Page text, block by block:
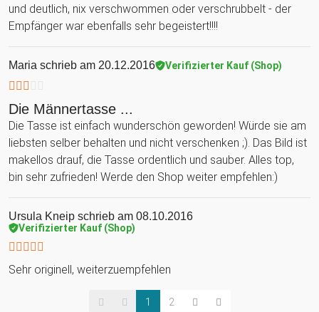
und deutlich, nix verschwommen oder verschrubbelt - der
Empfänger war ebenfalls sehr begeistert!!!!
Maria schrieb am 20.12.2016 Verifizierter Kauf (Shop)
Die Männertasse ...
Die Tasse ist einfach wunderschön geworden! Würde sie am
liebsten selber behalten und nicht verschenken ;). Das Bild ist
makellos drauf, die Tasse ordentlich und sauber. Alles top,
bin sehr zufrieden! Werde den Shop weiter empfehlen:)
Ursula Kneip schrieb am 08.10.2016
Verifizierter Kauf (Shop)
Sehr originell, weiterzuempfehlen
1 2